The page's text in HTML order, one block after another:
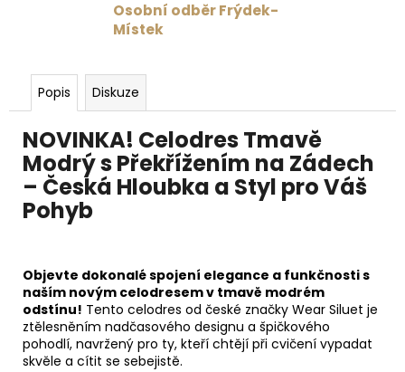
Osobní odběr Frýdek-
Místek
Popis Diskuze
NOVINKA! Celodres Tmavě
Modrý s Překřížením na Zádech
– Česká Hloubka a Styl pro Váš
Pohyb
Objevte dokonalé spojení elegance a funkčnosti s
naším novým celodresem v tmavě modrém
odstínu! Tento celodres od české značky Wear Siluet je
ztělesněním nadčasového designu a špičkového
pohodlí, navržený pro ty, kteří chtějí při cvičení vypadat
skvěle a cítit se sebejistě.